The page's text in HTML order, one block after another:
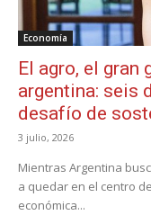
Economía
El agro, el gran
argentina: seis
desafío de
3 julio, 2026
Mientras Argentina
a quedar en el centro
económica...